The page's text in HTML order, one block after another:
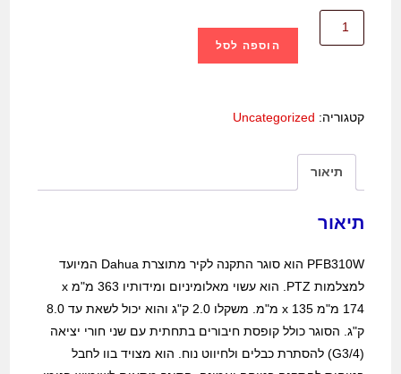
הוספה לסל
קטגוריה: Uncategorized
תיאור
תיאור
PFB310W הוא סוגר התקנה לקיר מתוצרת Dahua המיועד
למצלמות PTZ. הוא עשוי מאלומיניום ומידותיו 363 מ"מ x
174 מ"מ x 135 מ"מ. משקלו 2.0 ק"ג והוא יכול לשאת עד 8.0
ק"ג. הסוגר כולל קופסת חיבורים בתחתית עם שני חורי יציאה
(G3/4) להסתרת כבלים ולחיווט נוח. הוא מצויד בוו לחבל